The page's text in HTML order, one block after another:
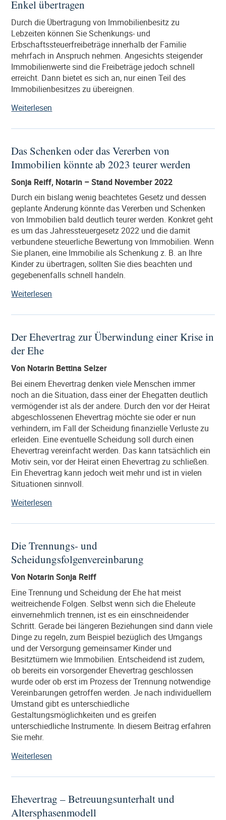
einer
Unternehmervorsorgevollmacht
für
den
Notfall
vorbeugen“
Enkel übertragen
Durch die Übertragung von Immobilienbesitz zu
Lebzeiten können Sie Schenkungs- und
Erbschaftssteuerfreibeträge innerhalb der Familie
mehrfach in Anspruch nehmen. Angesichts steigender
Immobilienwerte sind die Freibeträge jedoch schnell
erreicht. Dann bietet es sich an, nur einen Teil des
Immobilienbesitzes zu übereignen.
Weiterlesen
Immobilien
die
Kinder
Enkel
übertragen“
Das Schenken oder das Vererben von
Immobilien könnte ab 2023 teurer werden
Sonja Reiff, Notarin – Stand November 2022
Durch ein bislang wenig beachtetes Gesetz und dessen
geplante Änderung könnte das Vererben und Schenken
von Immobilien bald deutlich teurer werden. Konkret geht
es um das Jahressteuergesetz 2022 und die damit
verbundene steuerliche Bewertung von Immobilien. Wenn
Sie planen, eine Immobilie als Schenkung z. B. an Ihre
Kinder zu übertragen, sollten Sie dies beachten und
gegebenenfalls schnell handeln.
Weiterlesen
oder
Vererben
könnte
ab
2023
teurer
werden“
Der Ehevertrag zur Überwindung einer Krise in
der Ehe
Von Notarin Bettina Selzer
Bei einem Ehevertrag denken viele Menschen immer
noch an die Situation, dass einer der Ehegatten deutlich
vermögender ist als der andere. Durch den vor der Heirat
abgeschlossenen Ehevertrag möchte sie oder er nun
verhindern, im Fall der Scheidung finanzielle Verluste zu
erleiden. Eine eventuelle Scheidung soll durch einen
Ehevertrag vereinfacht werden. Das kann tatsächlich ein
Motiv sein, vor der Heirat einen Ehevertrag zu schließen.
Ein Ehevertrag kann jedoch weit mehr und ist in vielen
Situationen sinnvoll.
Weiterlesen
zur
einer
Krise
in
der
Ehe“
Die Trennungs- und
Scheidungsfolgenvereinbarung
Von Notarin Sonja Reiff
Eine Trennung und Scheidung der Ehe hat meist
weitreichende Folgen. Selbst wenn sich die Eheleute
einvernehmlich trennen, ist es ein einschneidender
Schritt. Gerade bei längeren Beziehungen sind dann viele
Dinge zu regeln, zum Beispiel bezüglich des Umgangs
und der Versorgung gemeinsamer Kinder und
Besitztümern wie Immobilien. Entscheidend ist zudem,
ob bereits ein vorsorgender Ehevertrag geschlossen
wurde oder ob erst im Prozess der Trennung notwendige
Vereinbarungen getroffen werden. Je nach individuellem
Umstand gibt es unterschiedliche
Gestaltungsmöglichkeiten und es greifen
unterschiedliche Instrumente. In diesem Beitrag erfahren
Sie mehr.
Weiterlesen
und
Ehevertrag – Betreuungsunterhalt und
Altersphasenmodell